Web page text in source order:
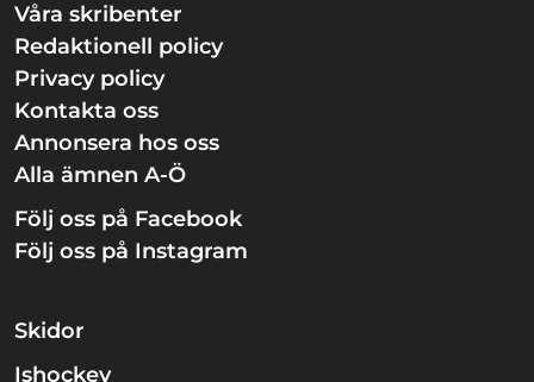
Våra skribenter
Redaktionell policy
Privacy policy
Kontakta oss
Annonsera hos oss
Alla ämnen A-Ö
Följ oss på Facebook
Följ oss på Instagram
Skidor
Ishockey